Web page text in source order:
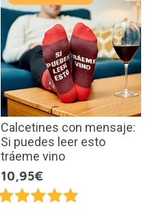
Calcetines con mensaje:
Si puedes leer esto
tráeme vino
10,95€